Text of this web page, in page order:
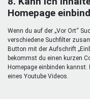
Homepage
Wenn du auf der „Vor Ort“
verschiedene Suchfilter
Button mit der Aufschrift
bekommst du einen kurzen
Homepage einbinden
eines Youtube Videos.